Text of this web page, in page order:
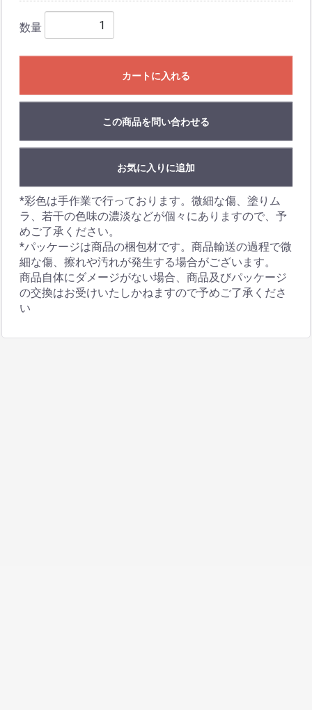
数量
カートに入れる
この商品を問い合わせる
お気に入りに追加
*彩色は手作業で行っております。微細な傷、塗りム
ラ、若干の色味の濃淡などが個々にありますので、予
めご了承ください。
*パッケージは商品の梱包材です。商品輸送の過程で微
細な傷、擦れや汚れが発生する場合がございます。
商品自体にダメージがない場合、商品及びパッケージ
の交換はお受けいたしかねますので予めご了承くださ
い